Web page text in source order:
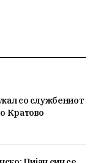
со службениот
Кратово